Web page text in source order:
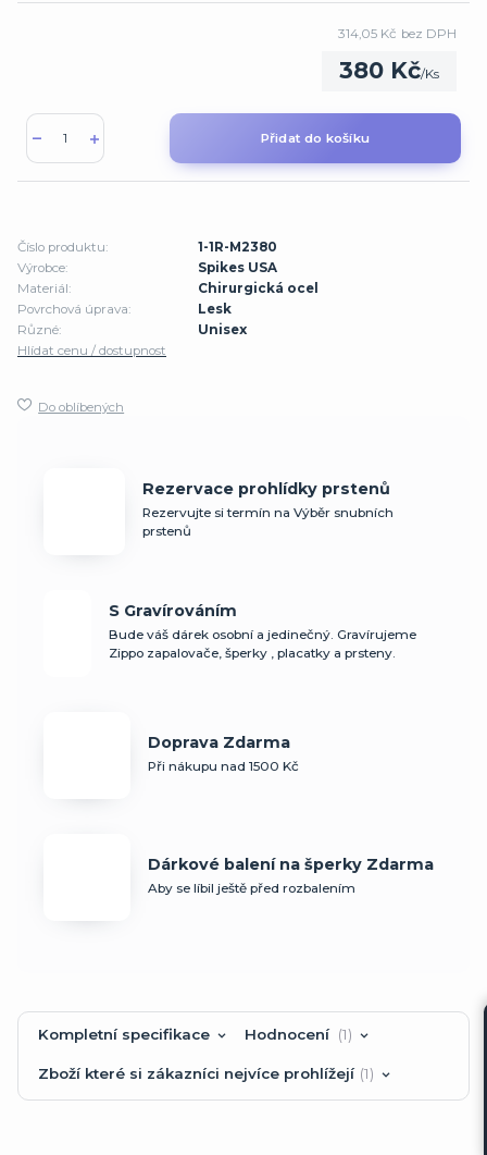
380 Kč/Ks
314,05 Kč bez DPH
Přidat do košíku
Číslo produktu:
1-1R-M2380
Výrobce:
Spikes USA
Materiál:
Chirurgická ocel
Povrchová úprava:
Lesk
Různé:
Unisex
Hlídat cenu / dostupnost
Do oblíbených
Rezervace prohlídky prstenů
Rezervujte si termín na Výběr snubních
prstenů
S Gravírováním
Bude váš dárek osobní a jedinečný. Gravírujeme
Zippo zapalovače, šperky , placatky a prsteny.
Doprava Zdarma
Při nákupu nad 1500 Kč
Dárkové balení na šperky Zdarma
Aby se líbil ještě před rozbalením
Kompletní specifikace Hodnocení 1
Zboží které si zákazníci nejvíce prohlížejí 1